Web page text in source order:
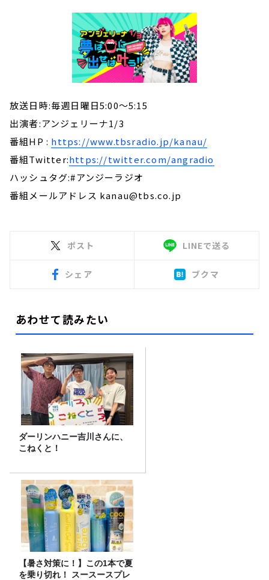
放送日時:毎週日曜日5:00～5:15
出演者:アンジェリーナ1/3
番組HP : https://www.tbsradio.jp/kanau/
番組Twitter:https://twitter.com/angradio
ハッシュタグ:#アンジーラジオ
番組メールアドレス kanau@tbs.co.jp
ポスト LINEで送る
シェア ブクマ
あわせて読みたい
ダーリンハニー吉川さんに、
こねくと！
【暑さ対策に！】この1本で夏
を乗り切れ！ スースースプレ